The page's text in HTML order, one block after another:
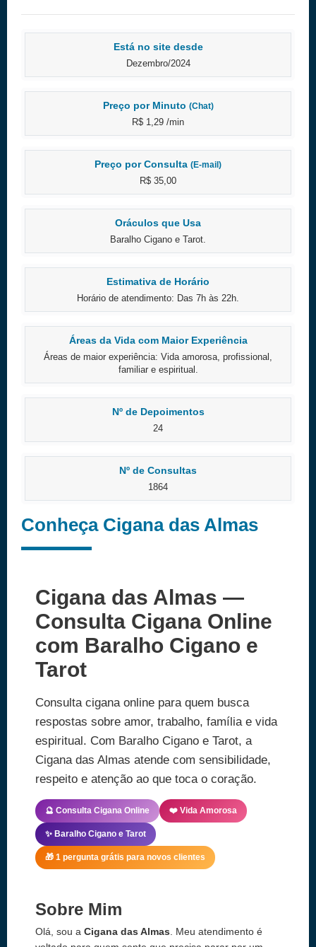
Está no site desde
Dezembro/2024
Preço por Minuto (Chat)
R$ 1,29 /min
Preço por Consulta (E-mail)
R$ 35,00
Oráculos que Usa
Baralho Cigano e Tarot.
Estimativa de Horário
Horário de atendimento: Das 7h às 22h.
Áreas da Vida com Maior Experiência
Áreas de maior experiência: Vida amorosa, profissional,
familiar e espiritual.
Nº de Depoimentos
24
Nº de Consultas
1864
Conheça Cigana das Almas
Cigana das Almas —
Consulta Cigana Online
com Baralho Cigano e
Tarot
Consulta cigana online para quem busca
respostas sobre amor, trabalho, família e vida
espiritual. Com Baralho Cigano e Tarot, a
Cigana das Almas atende com sensibilidade,
respeito e atenção ao que toca o coração.
🔮 Consulta Cigana Online ❤️ Vida Amorosa
✨ Baralho Cigano e Tarot
🎁 1 pergunta grátis para novos clientes
Sobre Mim
Olá, sou a Cigana das Almas . Meu atendimento é